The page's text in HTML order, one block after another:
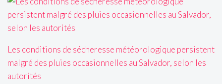
Les conditions de sécheresse météorologique persistent
malgré des pluies occasionnelles au Salvador, selon les
autorités